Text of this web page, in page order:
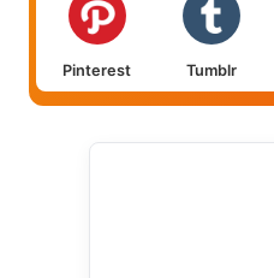
Pinterest Tumblr